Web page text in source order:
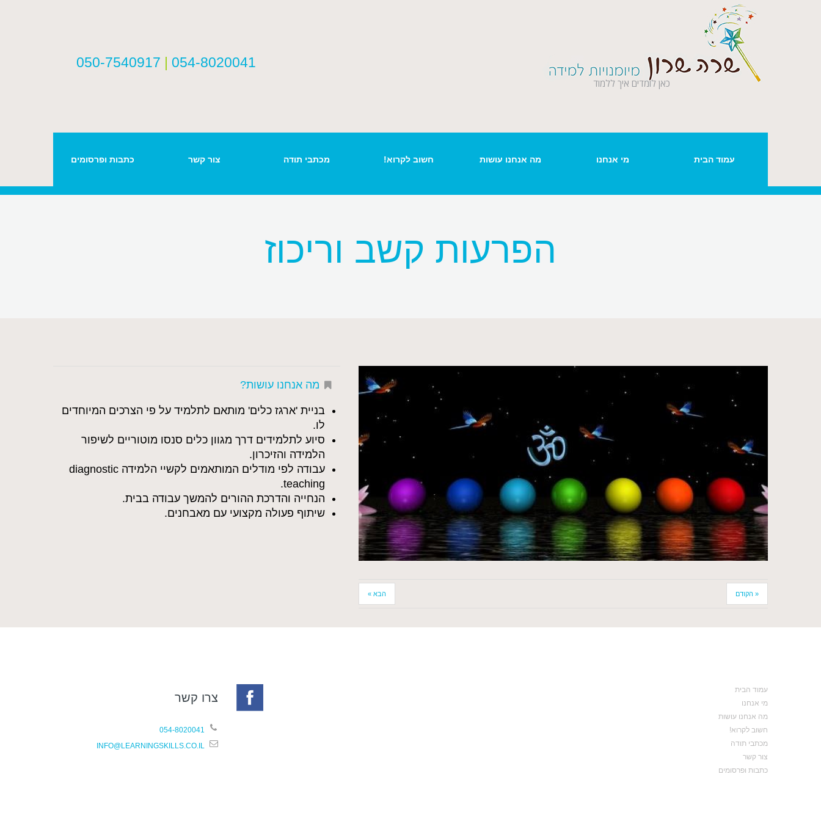
כאן לומדים איך ללמוד
054-8020041
|
050-7540917
עמוד הבית מי אנחנו מה אנחנו עושות חשוב לקרוא! מכתבי תודה צור קשר כתבות ופרסומים
הפרעות קשב וריכוז
« הקודם הבא »
מה אנחנו עושות?
בניית 'ארגז כלים' מותאם לתלמיד על פי הצרכים המיוחדים
לו.
סיוע לתלמידים דרך מגוון כלים סנסו מוטוריים לשיפור
הלמידה והזיכרון.
עבודה לפי מודלים המותאמים לקשיי הלמידה diagnostic
teaching.
הנחייה והדרכת ההורים להמשך עבודה בבית.
שיתוף פעולה מקצועי עם מאבחנים.
עמוד הבית
מי אנחנו
מה אנחנו עושות
חשוב לקרוא!
מכתבי תודה
צור קשר
כתבות ופרסומים
צרו קשר
054-8020041
INFO@LEARNINGSKILLS.CO.IL